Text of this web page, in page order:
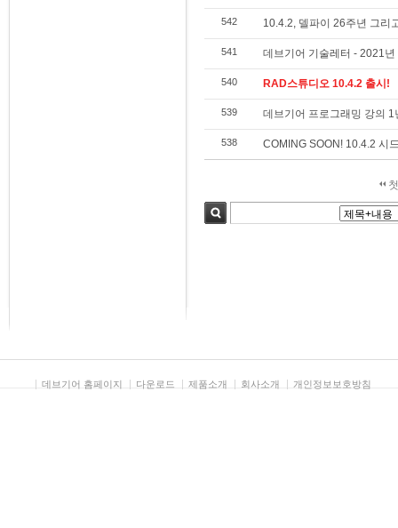
542 10.4.2, 델파이 26주년 그리
541 데브기어 기술레터 - 2021년
540 RAD스튜디오 10.4.2 출시!
539 데브기어 프로그래밍 강의
538 COMING SOON! 10.4.2 시
데브기어 홈페이지 다운로드 제품소개 회사소개 개인정보보호방침